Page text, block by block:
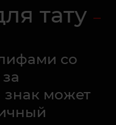
тату
со
знак может